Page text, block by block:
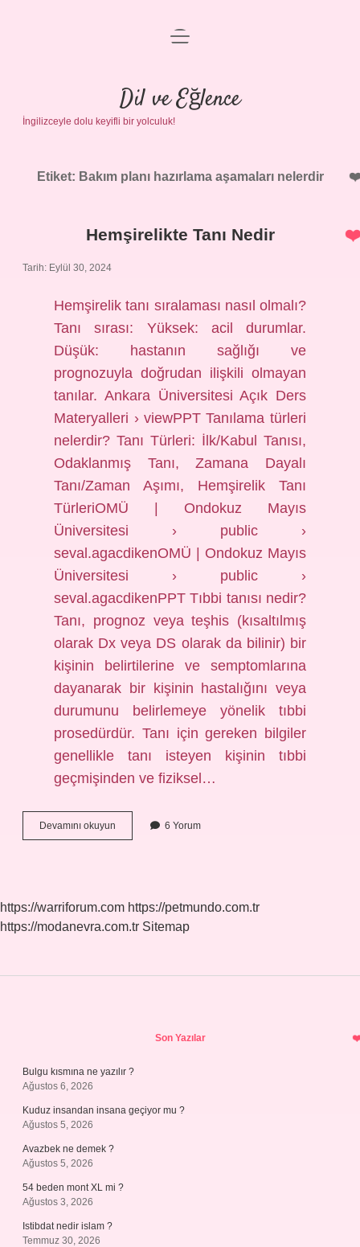
Anasayfa
Gizlilik Politikası
Yasal Uyarı
menüyü
Dil ve Eğlence
İngilizceyle dolu keyifli bir yolculuk!
Etiket: Bakım planı hazırlama aşamaları nelerdir
Hemşirelikte Tanı Nedir
Tarih: Eylül 30, 2024
Hemşirelik tanı sıralaması nasıl olmalı?
Tanı sırası: Yüksek: acil durumlar.
Düşük: hastanın sağlığı ve
prognozuyla doğrudan ilişkili olmayan
tanılar. Ankara Üniversitesi Açık Ders
Materyalleri › viewPPT Tanılama türleri
nelerdir? Tanı Türleri: İlk/Kabul Tanısı,
Odaklanmış Tanı, Zamana Dayalı
Tanı/Zaman Aşımı, Hemşirelik Tanı
TürleriOMÜ | Ondokuz Mayıs
Üniversitesi › public ›
seval.agacdikenOMÜ | Ondokuz Mayıs
Üniversitesi › public ›
seval.agacdikenPPT Tıbbi tanısı nedir?
Tanı, prognoz veya teşhis (kısaltılmış
olarak Dx veya DS olarak da bilinir) bir
kişinin belirtilerine ve semptomlarına
dayanarak bir kişinin hastalığını veya
durumunu belirlemeye yönelik tıbbi
prosedürdür. Tanı için gereken bilgiler
genellikle tanı isteyen kişinin tıbbi
geçmişinden ve fiziksel…
Devamını okuyun Hemşirelikte
Tanı
6 Yorum
https://warriforum.com https://petmundo.com.tr
https://modanevra.com.tr Sitemap
Son Yazılar
Bulgu kısmına ne yazılır ?
Ağustos 6, 2026
Kuduz insandan insana geçiyor mu ?
Ağustos 5, 2026
Avazbek ne demek ?
Ağustos 5, 2026
54 beden mont XL mi ?
Ağustos 3, 2026
Istibdat nedir islam ?
Temmuz 30, 2026